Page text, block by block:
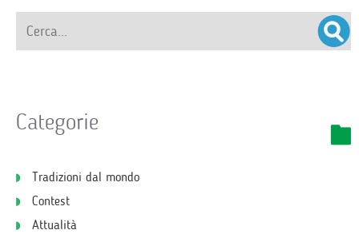
Categorie
Tradizioni dal mondo
Contest
Attualità